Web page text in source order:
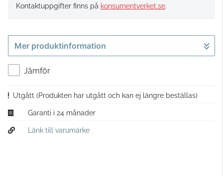
Kontaktuppgifter finns på konsumentverket.se.
Mer produktinformation
Jämför
Utgått (Produkten har utgått och kan ej längre beställas)
Garanti i 24 månader
Länk till varumärke